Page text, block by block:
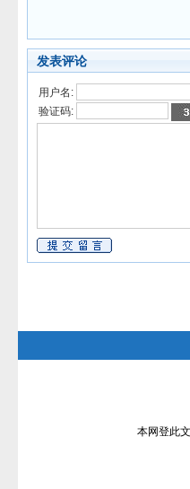
发表评论
用户名:
验证码:
本网登此